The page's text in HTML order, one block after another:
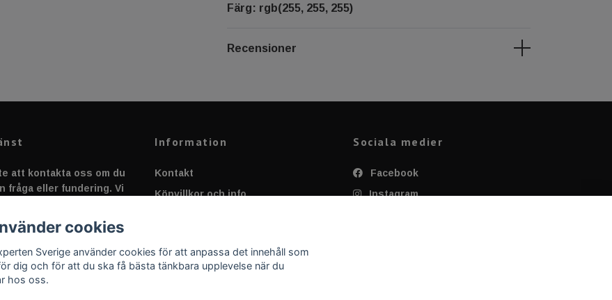
Färg: rgb(255, 255, 255)
Recensioner
att kontakta oss om du
fråga eller fundering. Vi
Information
Kontakt
Köpvillkor och info
Applicering av Dekal
Sociala medier
Facebook
Instagram
cookies
Sverige använder cookies för att anpassa det innehåll som
dig och för att du ska få bästa tänkbara upplevelse när du
hos oss.